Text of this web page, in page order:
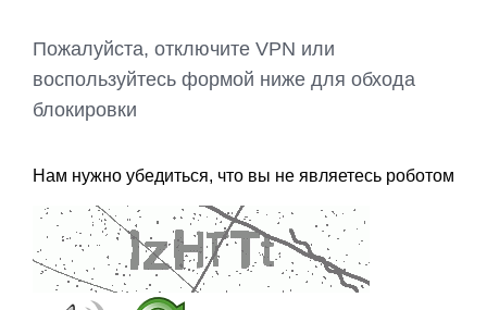
Пожалуйста, отключите VPN или
воспользуйтесь формой ниже для обхода
блокировки
Нам нужно убедиться, что вы не являетесь роботом